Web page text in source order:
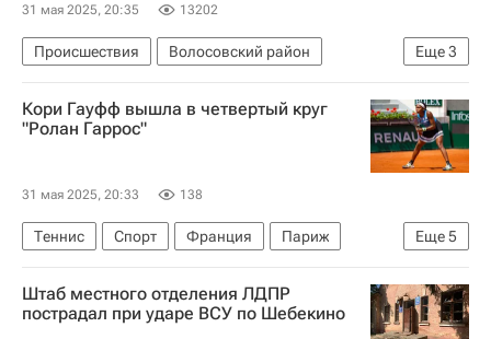
31 мая 2025, 20:35 13202
Еще3
Происшествия
Волосовский район
Россия
Ленинградская область
Следственный комитет России (СК РФ)
Кори Гауфф вышла в четвертый круг
"Ролан Гаррос"
31 мая 2025, 20:33 138
Еще5
Теннис Спорт Франция
Париж
Чехия
Кори Гауфф
Мария Боузкова
Екатерина Александрова
Ролан Гаррос
Штаб местного отделения ЛДПР
пострадал при ударе ВСУ по Шебекино